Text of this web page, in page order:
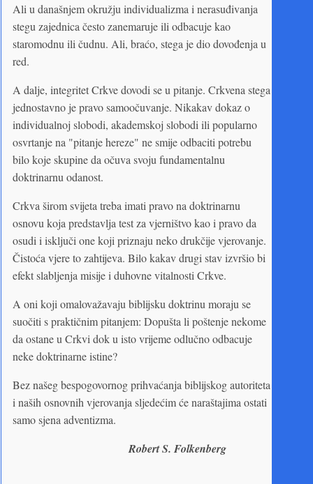
Ali u današnjem okružju individualizma i nerasuđivanja
stegu zajednica često zanemaruje ili odbacuje kao
staromodnu ili čudnu. Ali, braćo, stega je dio dovođenja u
red.
A dalje, integritet Crkve dovodi se u pitanje. Crkvena stega
jednostavno je pravo samoočuvanje. Nikakav dokaz o
individualnoj slobodi, akademskoj slobodi ili popularno
osvrtanje na "pitanje hereze" ne smije odbaciti potrebu
bilo koje skupine da očuva svoju fundamentalnu
doktrinarnu odanost.
Crkva širom svijeta treba imati pravo na doktrinarnu
osnovu koja predstavlja test za vjerništvo kao i pravo da
osudi i isključi one koji priznaju neko drukčije vjerovanje.
Čistoća vjere to zahtijeva. Bilo kakav drugi stav izvršio bi
efekt slabljenja misije i duhovne vitalnosti Crkve.
A oni koji omalovažavaju biblijsku doktrinu moraju se
suočiti s praktičnim pitanjem: Dopušta li poštenje nekome
da ostane u Crkvi dok u isto vrijeme odlučno odbacuje
neke doktrinarne istine?
Bez našeg bespogovornog prihvaćanja biblijskog autoriteta
i naših osnovnih vjerovanja sljedećim će naraštajima ostati
samo sjena adventizma.
Robert S. Folkenberg